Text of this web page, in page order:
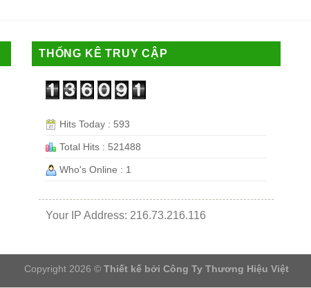
THỐNG KÊ TRUY CẬP
Hits Today : 593
Total Hits : 521488
Who's Online : 1
Your IP Address: 216.73.216.116
Copyright 2026 © Thiết kế bởi Công Ty Thương Hiệu Việt